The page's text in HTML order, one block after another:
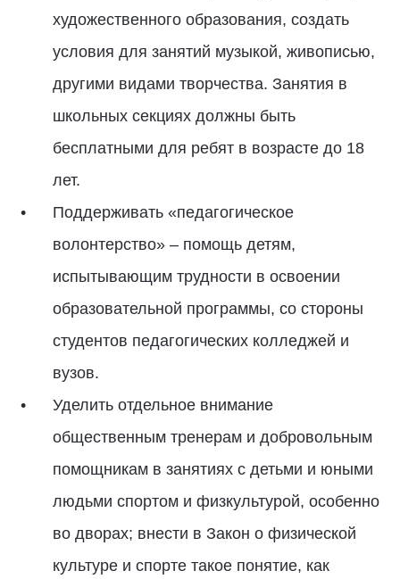
художественного образования, создать
условия для занятий музыкой, живописью,
другими видами творчества. Занятия в
школьных секциях должны быть
бесплатными для ребят в возрасте до 18
лет.
Поддерживать «педагогическое
волонтерство» – помощь детям,
испытывающим трудности в освоении
образовательной программы, со стороны
студентов педагогических колледжей и
вузов.
Уделить отдельное внимание
общественным тренерам и добровольным
помощникам в занятиях с детьми и юными
людьми спортом и физкультурой, особенно
во дворах; внести в Закон о физической
культуре и спорте такое понятие, как